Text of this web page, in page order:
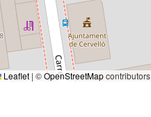
Leaflet | ©OpenStreetMapcontributors